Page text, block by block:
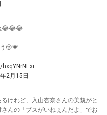
😂😂😂
😚💗
2月15日
けれど、入山杏奈さんの美貌がと
んの「ブスがいねぇんだよ」でお